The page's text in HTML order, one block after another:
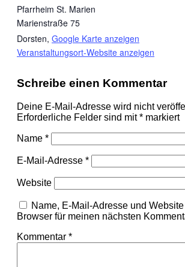
Pfarrheim St. Marien
Marienstraße 75
Dorsten, Google Karte anzeigen
Veranstaltungsort-Website anzeigen
Schreibe einen Kommentar
Deine E-Mail-Adresse wird nicht
Erforderliche Felder sind mit* markiert
Name *
E-Mail-Adresse *
Website
Name, E-Mail-Adresse und
Browser für meinen nächsten
Kommentar *